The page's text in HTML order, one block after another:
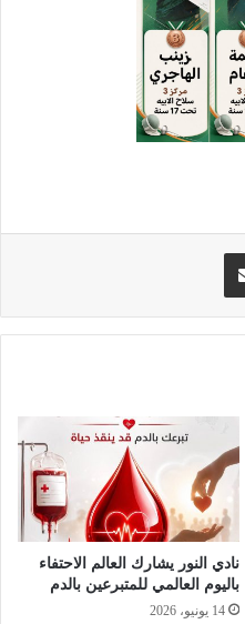
نادي النور يشارك العالم الاحتفاء
باليوم العالمي للمتبرعين بالدم
14 يونيو، 2026